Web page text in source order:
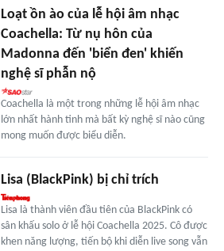
Loạt ồn ào của lễ hội âm nhạc
Coachella: Từ nụ hôn của
Madonna đến 'biển đen' khiến
nghệ sĩ phẫn nộ
Coachella là một trong những lễ hội âm nhạc
lớn nhất hành tinh mà bất kỳ nghệ sĩ nào cũng
mong muốn được biểu diễn.
Lisa (BlackPink) bị chỉ trích
Lisa là thành viên đầu tiên của BlackPink có
sân khấu solo ở lễ hội Coachella 2025. Cô được
khen năng lượng, tiến bộ khi diễn live song vẫn